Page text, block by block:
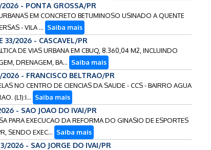
- PONTA GROSSA/PR
EM CONCRETO BETUMINOSO USINADO A QUENTE
- VILA ... Saiba mais
33/2026 - CASCAVEL/PR
DE VIAS URBANA EM CBUQ, 8.360,04 M2, INCLUINDO
DRENAGEM, BA... Saiba mais
2026 - FRANCISCO BELTRAO/PR
NO CENTRO DE CIENCIAS DA SAUDE - CCS - BAIRRO AGUA
(L1):I... Saiba mais
- SAO JOAO DO IVAI/PR
PARA EXECUCAO DA REFORMA DO GINASIO DE ESPORTES
SENDO EXEC... Saiba mais
2026 - SAO JORGE DO IVAI/PR